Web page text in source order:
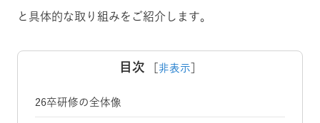
と具体的な取り組みをご紹介します。
目次 非表示
26卒研修の全体像